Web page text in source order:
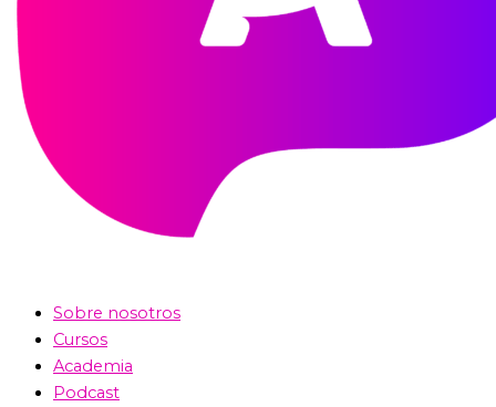
Sobre nosotros
Cursos
Academia
Podcast